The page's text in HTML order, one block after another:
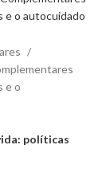
e o
políticas